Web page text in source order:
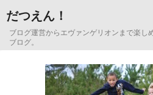
だつえん！
ブログ運営からエヴァンゲリオンまで楽し
ブログ。